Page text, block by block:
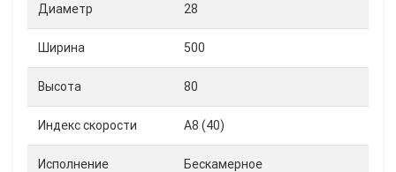
Диаметр 28
Ширина 500
Высота 80
Индекс скорости A8 (40)
Исполнение Бескамерное